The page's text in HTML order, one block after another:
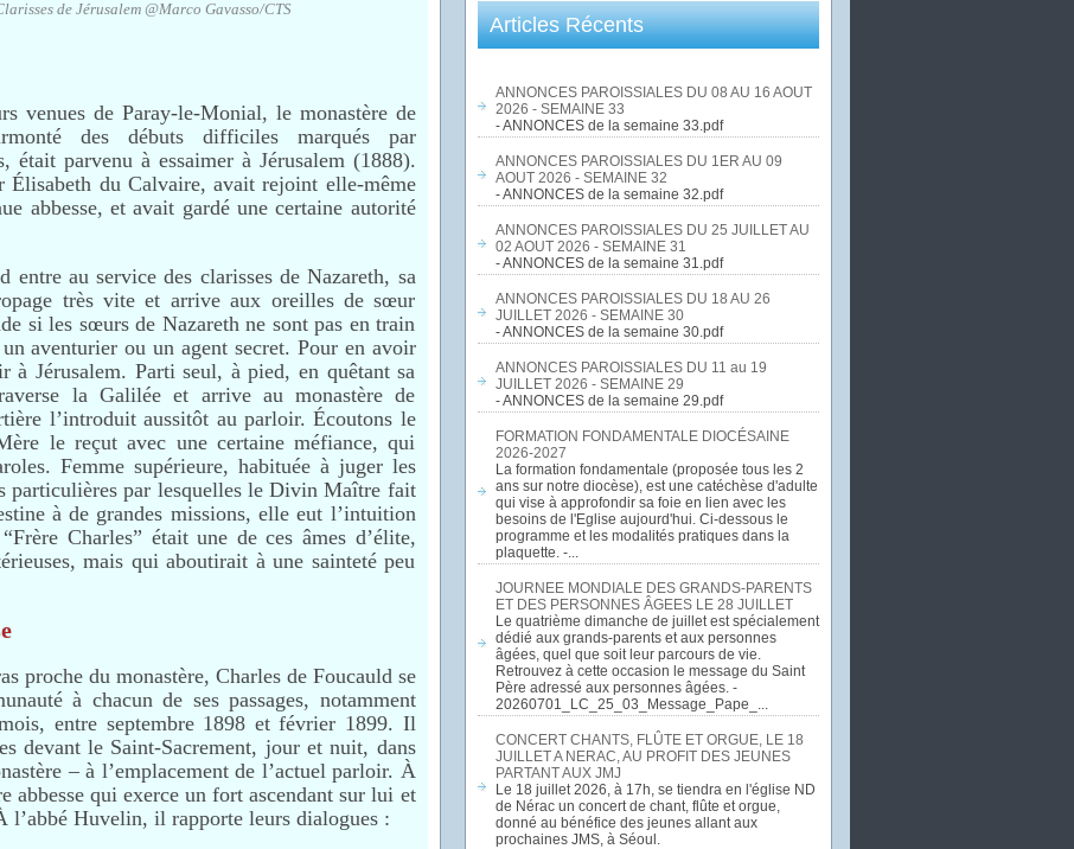
de Jérusalem @Marco Gavasso/CTS
venues de Paray-le-Monial, le monastère de
des débuts difficiles marqués par
était parvenu à essaimer à Jérusalem (1888).
Élisabeth du Calvaire, avait rejoint elle-même
abbesse, et avait gardé une certaine autorité
entre au service des clarisses de Nazareth, sa
très vite et arrive aux oreilles de sœur
si les sœurs de Nazareth ne sont pas en train
aventurier ou un agent secret. Pour en avoir
Jérusalem. Parti seul, à pied, en quêtant sa
la Galilée et arrive au monastère de
l’introduit aussitôt au parloir. Écoutons le
le reçut avec une certaine méfiance, qui
Femme supérieure, habituée à juger les
particulières par lesquelles le Divin Maître fait
à de grandes missions, elle eut l’intuition
Charles” était une de ces âmes d’élite,
mais qui aboutirait à une sainteté peu
proche du monastère, Charles de Foucauld se
à chacun de ses passages, notamment
entre septembre 1898 et février 1899. Il
devant le Saint-Sacrement, jour et nuit, dans
– à l’emplacement de l’actuel parloir. À
abbesse qui exerce un fort ascendant sur lui et
l’abbé Huvelin, il rapporte leurs dialogues :
Articles Récents
ANNONCES PAROISSIALES DU 08 AU 16 AOUT
2026 - SEMAINE 33
- ANNONCES de la semaine 33.pdf
ANNONCES PAROISSIALES DU 1ER AU 09
AOUT 2026 - SEMAINE 32
- ANNONCES de la semaine 32.pdf
ANNONCES PAROISSIALES DU 25 JUILLET AU
02 AOUT 2026 - SEMAINE 31
- ANNONCES de la semaine 31.pdf
ANNONCES PAROISSIALES DU 18 AU 26
JUILLET 2026 - SEMAINE 30
- ANNONCES de la semaine 30.pdf
ANNONCES PAROISSIALES DU 11 au 19
JUILLET 2026 - SEMAINE 29
- ANNONCES de la semaine 29.pdf
FORMATION FONDAMENTALE DIOCÉSAINE
2026-2027
La formation fondamentale (proposée tous les 2
ans sur notre diocèse), est une catéchèse d'adulte
qui vise à approfondir sa foie en lien avec les
besoins de l'Eglise aujourd'hui. Ci-dessous le
programme et les modalités pratiques dans la
plaquette. -...
JOURNEE MONDIALE DES GRANDS-PARENTS
ET DES PERSONNES ÂGEES LE 28 JUILLET
Le quatrième dimanche de juillet est spécialement
dédié aux grands-parents et aux personnes
âgées, quel que soit leur parcours de vie.
Retrouvez à cette occasion le message du Saint
Père adressé aux personnes âgées. -
20260701_LC_25_03_Message_Pape_...
CONCERT CHANTS, FLÛTE ET ORGUE, LE 18
JUILLET A NERAC, AU PROFIT DES JEUNES
PARTANT AUX JMJ
Le 18 juillet 2026, à 17h, se tiendra en l'église ND
de Nérac un concert de chant, flûte et orgue,
donné au bénéfice des jeunes allant aux
prochaines JMS, à Séoul.